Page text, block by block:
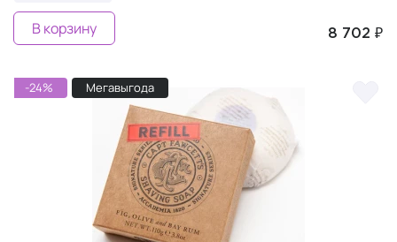
8 702 ₽
В корзину
-24% Мегавыгода